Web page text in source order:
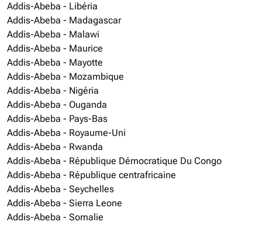
Addis-Abeba - Libéria
Addis-Abeba - Madagascar
Addis-Abeba - Malawi
Addis-Abeba - Maurice
Addis-Abeba - Mayotte
Addis-Abeba - Mozambique
Addis-Abeba - Nigéria
Addis-Abeba - Ouganda
Addis-Abeba - Pays-Bas
Addis-Abeba - Royaume-Uni
Addis-Abeba - Rwanda
Addis-Abeba - République Démocratique Du Congo
Addis-Abeba - République centrafricaine
Addis-Abeba - Seychelles
Addis-Abeba - Sierra Leone
Addis-Abeba - Somalie